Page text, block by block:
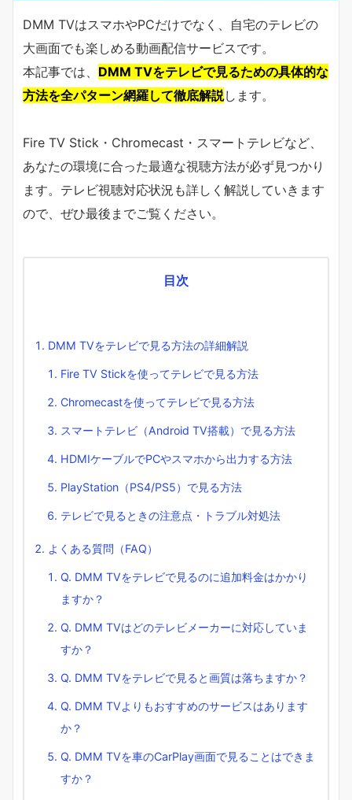
DMM TVはスマホやPCだけでなく、自宅のテレビの
大画面でも楽しめる動画配信サービスです。
本記事では、 DMM TVをテレビで見るための具体的な
方法を全パターン網羅して徹底解説します。
Fire TV Stick・Chromecast・スマートテレビなど、
あなたの環境に合った最適な視聴方法が必ず見つかり
ます。テレビ視聴対応状況も詳しく解説していきます
ので、ぜひ最後までご覧ください。
目次
DMM TVをテレビで見る方法の詳細解説
Fire TV Stickを使ってテレビで見る方法
Chromecastを使ってテレビで見る方法
スマートテレビ（Android TV搭載）で見る方法
HDMIケーブルでPCやスマホから出力する方法
PlayStation（PS4/PS5）で見る方法
テレビで見るときの注意点・トラブル対処法
よくある質問（FAQ）
Q. DMM TVをテレビで見るのに追加料金はかかり
ますか？
Q. DMM TVはどのテレビメーカーに対応していま
すか？
Q. DMM TVをテレビで見ると画質は落ちますか？
Q. DMM TVよりもおすすめのサービスはあります
か？
Q. DMM TVを車のCarPlay画面で見ることはできま
すか？